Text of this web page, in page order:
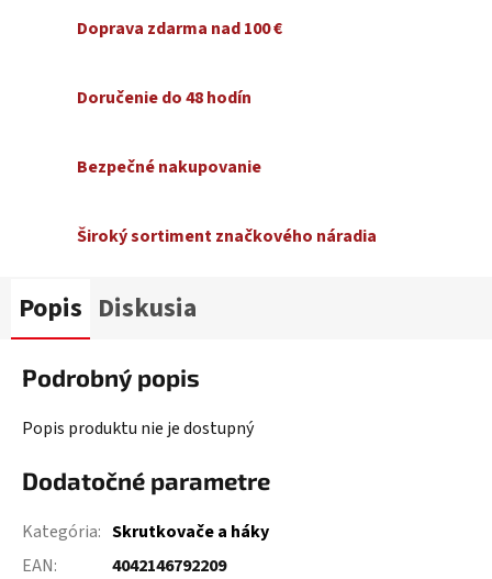
Doprava zdarma nad 100 €
Doručenie do 48 hodín
Bezpečné nakupovanie
Široký sortiment značkového náradia
Popis Diskusia
Podrobný popis
Popis produktu nie je dostupný
Dodatočné parametre
Kategória: Skrutkovače a háky
EAN: 4042146792209